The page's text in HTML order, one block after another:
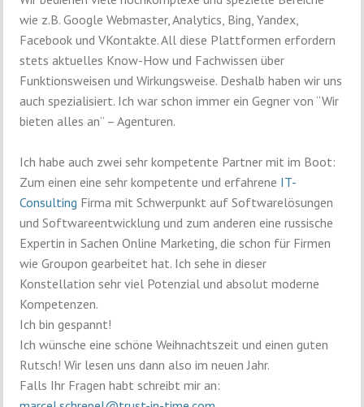
wie z.B. Google Webmaster, Analytics, Bing, Yandex,
Facebook und VKontakte. All diese Plattformen erfordern
stets aktuelles Know-How und Fachwissen über
Funktionsweisen und Wirkungsweise. Deshalb haben wir uns
auch spezialisiert. Ich war schon immer ein Gegner von “Wir
bieten alles an” – Agenturen.
Ich habe auch zwei sehr kompetente Partner mit im Boot:
Zum einen eine sehr kompetente und erfahrene IT-
Consulting Firma mit Schwerpunkt auf Softwarelösungen
und Softwareentwicklung und zum anderen eine russische
Expertin in Sachen Online Marketing, die schon für Firmen
wie Groupon gearbeitet hat. Ich sehe in dieser
Konstellation sehr viel Potenzial und absolut moderne
Kompetenzen.
Ich bin gespannt!
Ich wünsche eine schöne Weihnachtszeit und einen guten
Rutsch! Wir lesen uns dann also im neuen Jahr.
Falls Ihr Fragen habt schreibt mir an: